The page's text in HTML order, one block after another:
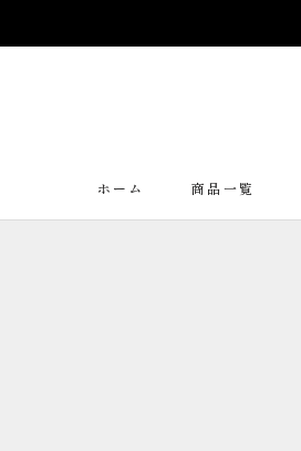
テ
ホーム
商品一覧